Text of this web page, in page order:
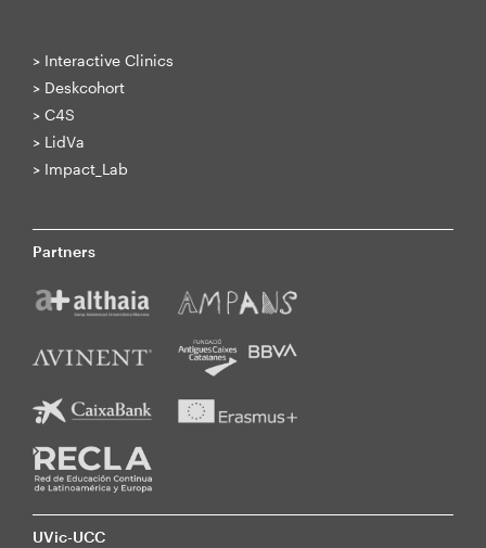
> Interactive Clinics
> Deskcohort
> C4S
> LidVa
> Impact_Lab
Partners
UVic-UCC